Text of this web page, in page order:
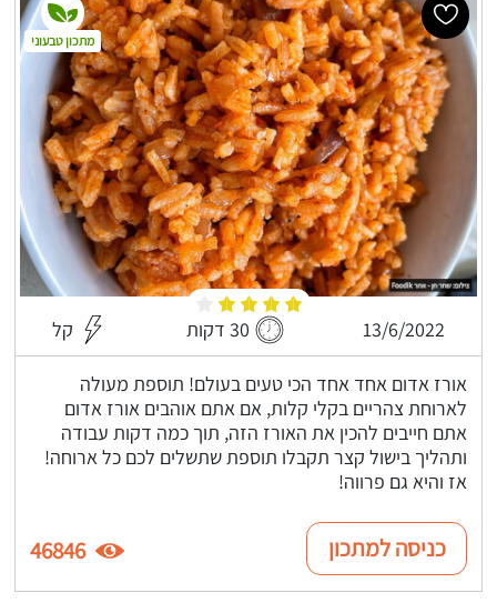
13/6/2022 30 דקות קל
אורז אדום אחד אחד הכי טעים בעולם! תוספת מעולה
לארוחת צהריים בקלי קלות, אם אתם אוהבים אורז אדום
אתם חייבים להכין את האורז הזה, תוך כמה דקות עבודה
ותהליך בישול קצר תקבלו תוספת שתשלים לכם כל ארוחה!
אז והיא גם פרווה!
מתכון טבעוני
כניסה למתכון 46846